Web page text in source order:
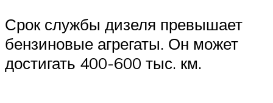
Срок службы дизеля превышает
бензиновые агрегаты. Он может
достигать 400-600 тыс. км.